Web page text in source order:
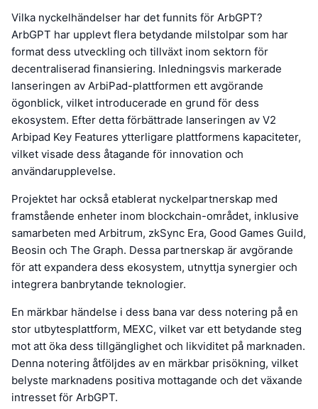
Vilka nyckelhändelser har det funnits för ArbGPT?
ArbGPT har upplevt flera betydande milstolpar som har
format dess utveckling och tillväxt inom sektorn för
decentraliserad finansiering. Inledningsvis markerade
lanseringen av ArbiPad-plattformen ett avgörande
ögonblick, vilket introducerade en grund för dess
ekosystem. Efter detta förbättrade lanseringen av V2
Arbipad Key Features ytterligare plattformens kapaciteter,
vilket visade dess åtagande för innovation och
användarupplevelse.
Projektet har också etablerat nyckelpartnerskap med
framstående enheter inom blockchain-området, inklusive
samarbeten med Arbitrum, zkSync Era, Good Games Guild,
Beosin och The Graph. Dessa partnerskap är avgörande
för att expandera dess ekosystem, utnyttja synergier och
integrera banbrytande teknologier.
En märkbar händelse i dess bana var dess notering på en
stor utbytesplattform, MEXC, vilket var ett betydande steg
mot att öka dess tillgänglighet och likviditet på marknaden.
Denna notering åtföljdes av en märkbar prisökning, vilket
belyste marknadens positiva mottagande och det växande
intresset för ArbGPT.